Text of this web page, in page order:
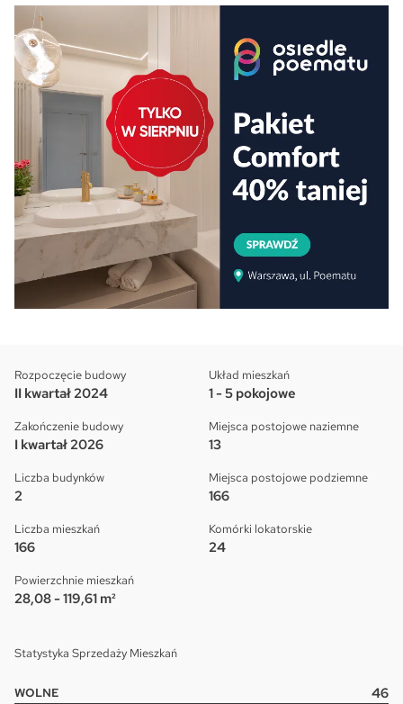
Please leave this field empty.
Rozpoczęcie budowy
II kwartał 2024
Zakończenie budowy
I kwartał 2026
Liczba budynków
2
Liczba mieszkań
166
Powierzchnie mieszkań
28,08 - 119,61 m²
Układ mieszkań
1 - 5 pokojowe
Miejsca postojowe naziemne
13
Miejsca postojowe podziemne
166
Komórki lokatorskie
24
Statystyka Sprzedaży Mieszkań
WOLNE 46